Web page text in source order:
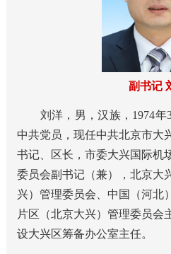
副书记
刘洋，男，汉族，1974年3
中共党员，现任中共北京市大
书记、区长，市委大兴国际机
委员会副书记（兼），北京大
兴）管理委员会、中国（河北
片区（北京大兴）管理委员会
设大兴区筹备办公室主任。